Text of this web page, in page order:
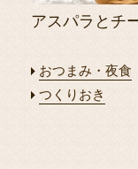
アスパラとチ
おつまみ・夜食
つくりおき